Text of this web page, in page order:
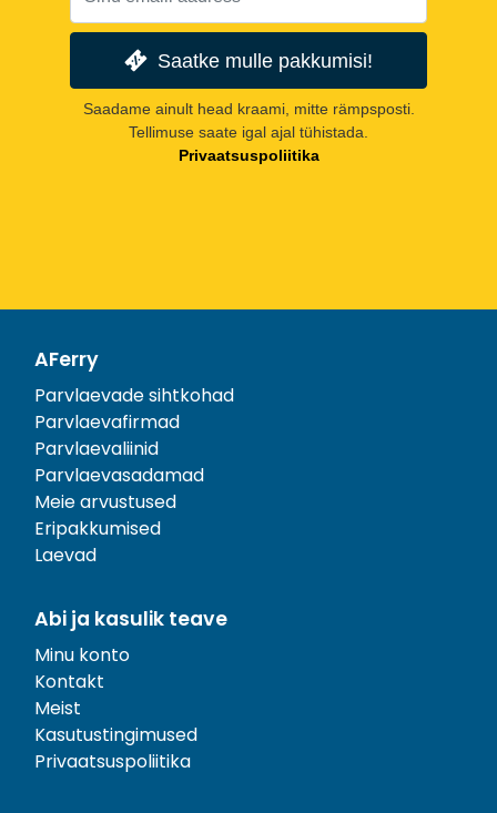
Saatke mulle pakkumisi!
Saadame ainult head kraami, mitte rämpsposti.
Tellimuse saate igal ajal tühistada.
Privaatsuspoliitika
AFerry
Parvlaevade sihtkohad
Parvlaevafirmad
Parvlaevaliinid
Parvlaevasadamad
Meie arvustused
Eripakkumised
Laevad
Abi ja kasulik teave
Minu konto
Kontakt
Meist
Kasutustingimused
Privaatsuspoliitika